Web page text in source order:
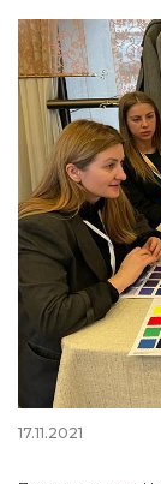
17.11.2021